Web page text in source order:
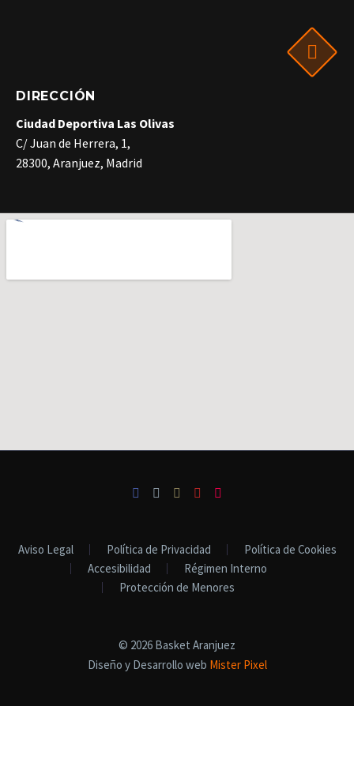
DIRECCIÓN
Ciudad Deportiva Las Olivas
C/ Juan de Herrera, 1,
28300, Aranjuez, Madrid
Aviso Legal Política de Privacidad
Política de Cookies
Accesibilidad
Régimen Interno
Protección de Menores
© 2026 Basket Aranjuez
Diseño y Desarrollo web Mister Pixel